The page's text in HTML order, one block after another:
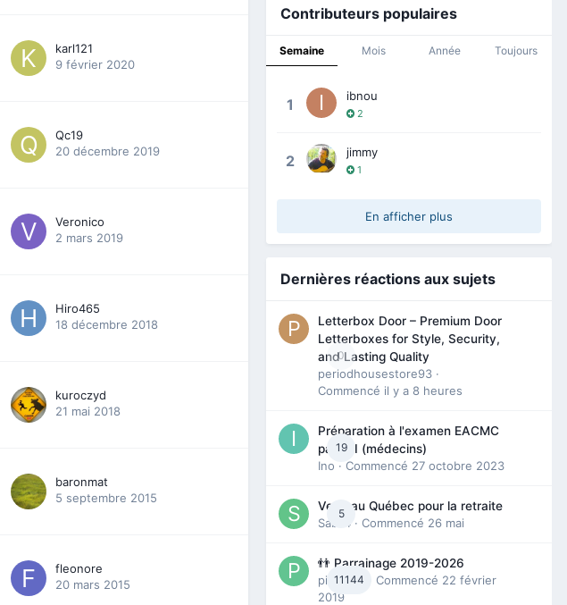
karl121
9 février 2020
Qc19
20 décembre 2019
Veronico
2 mars 2019
Hiro465
18 décembre 2018
kuroczyd
21 mai 2018
baronmat
5 septembre 2015
fleonore
20 mars 2015
Contributeurs populaires
Semaine Mois Année Toujours
1 ibnou
2
2 jimmy
1
En afficher plus
Dernières réactions aux sujets
0
Letterbox Door – Premium Door
Letterboxes for Style, Security,
and Lasting Quality
periodhousestore93 ·
Commencé il y a 8 heures
19
Préparation à l'examen EACMC
partie I (médecins)
Ino · Commencé 27 octobre 2023
5
Venir au Québec pour la retraite
Sab74 · Commencé 26 mai
11144
👬 Parrainage 2019-2026
piinoush
· Commencé 22 février
2019